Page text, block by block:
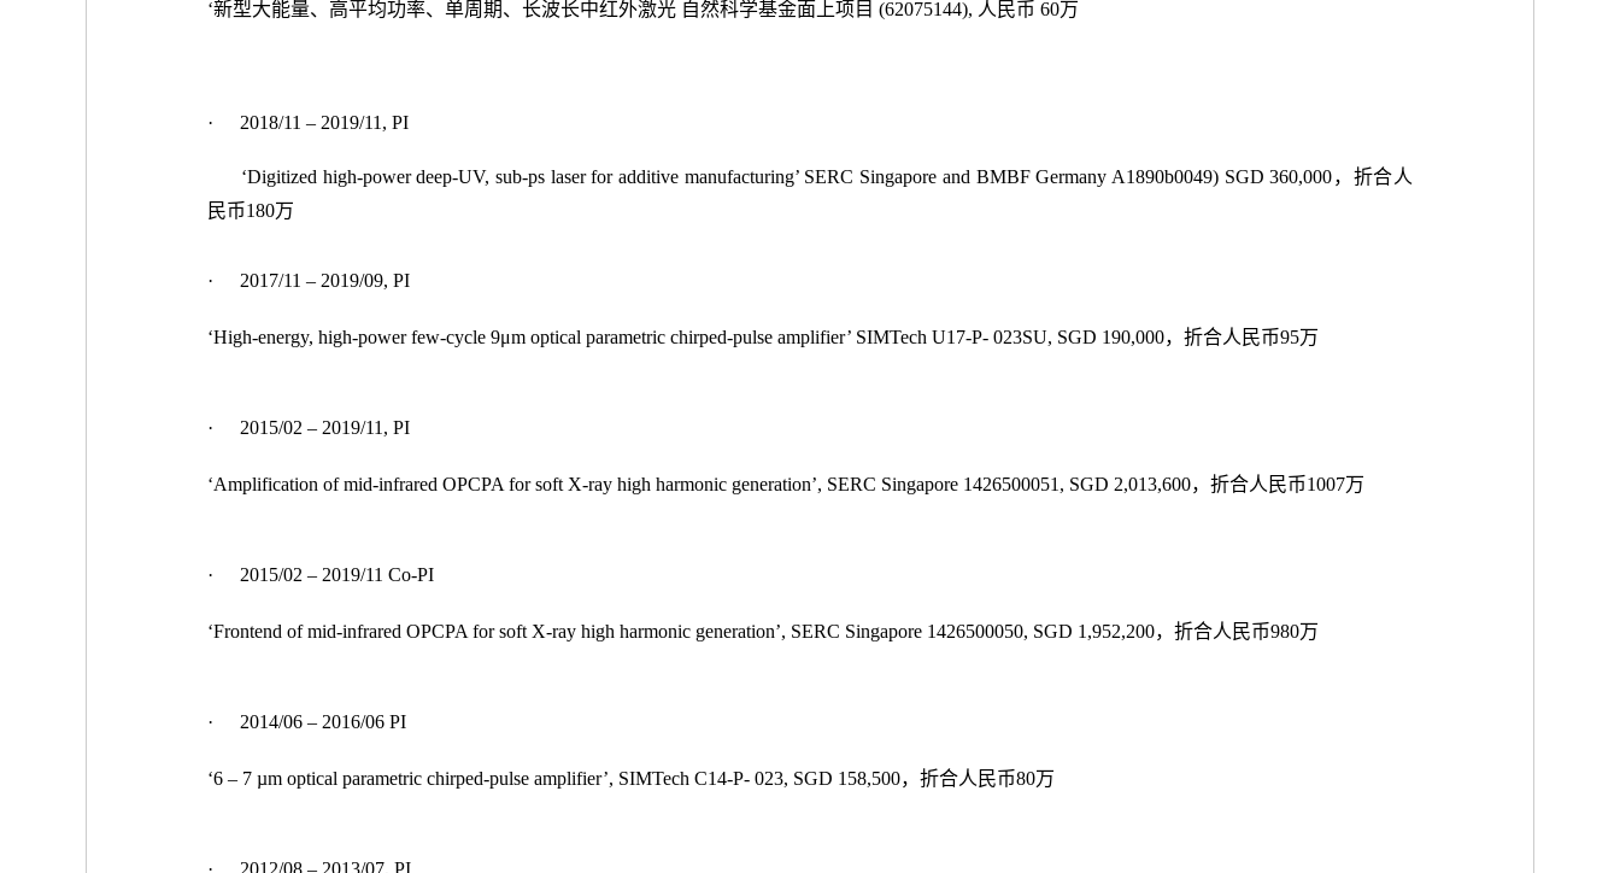
‘新型大能量、高平均功率、单周期、长波长中红外激光 自然科学基金面上项目 (62075144), 人民币 60万
· 2018/11 – 2019/11, PI
‘Digitized high-power deep-UV, sub-ps laser for additive manufacturing’ SERC Singapore and BMBF Germany A1890b0049) SGD 360,000，折合人
民币180万
· 2017/11 – 2019/09, PI
‘High-energy, high-power few-cycle 9μm optical parametric chirped-pulse amplifier’ SIMTech U17-P- 023SU, SGD 190,000，折合人民币95万
· 2015/02 – 2019/11, PI
‘Amplification of mid-infrared OPCPA for soft X-ray high harmonic generation’, SERC Singapore 1426500051, SGD 2,013,600，折合人民币1007万
· 2015/02 – 2019/11 Co-PI
‘Frontend of mid-infrared OPCPA for soft X-ray high harmonic generation’, SERC Singapore 1426500050, SGD 1,952,200，折合人民币980万
· 2014/06 – 2016/06 PI
‘6 – 7 µm optical parametric chirped-pulse amplifier’, SIMTech C14-P- 023, SGD 158,500，折合人民币80万
· 2012/08 – 2013/07, PI